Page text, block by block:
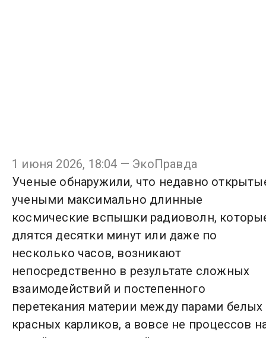
1 июня 2026, 18:04 — ЭкоПравда
Ученые обнаружили, что недавно
учеными максимально длинные
космические вспышки радиоволн,
длятся десятки минут или даже по
несколько часов, возникают
непосредственно в результате сложных
взаимодействий и постепенного
перетекания материи между парами белых
красных карликов, а вовсе не процессов